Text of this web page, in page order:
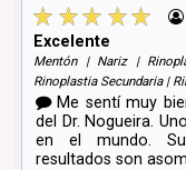
Excelente
Mentón | Nariz |
Rinoplastia Secundaria |
Me sentí muy
del Dr. Nogueira.
en el mundo. Su
resultados son